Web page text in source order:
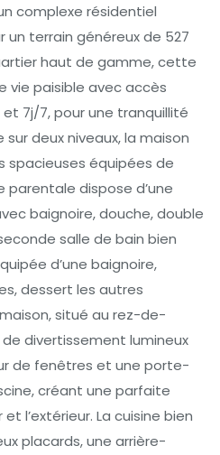
complexe résidentiel
un terrain généreux de 527
haut de gamme, cette
vie paisible avec accès
7j/7, pour une tranquillité
deux niveaux, la maison
spacieuses équipées de
parentale dispose d’une
baignoire, douche, double
salle de bain bien
d’une baignoire,
dessert les autres
situé au rez-de-
divertissement lumineux
de fenêtres et une porte-
créant une parfaite
l’extérieur. La cuisine bien
placards, une arrière-